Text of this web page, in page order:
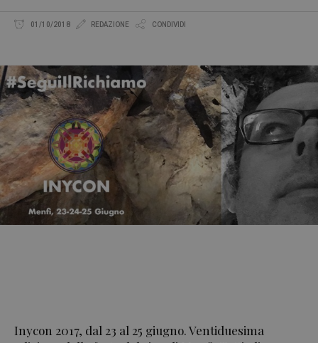
01/10/2018 REDAZIONE CONDIVIDI
Inycon 2017, dal 23 al 25 giugno. Ventiduesima